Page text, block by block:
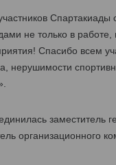
не только в
Спасибо всем
нерушимости
организационного